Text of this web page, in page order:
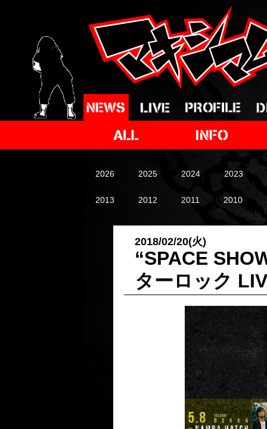
2026 2025 2024 2023
2013 2012 2011 2010
2018/02/20(火)
“SPACE
ターロック